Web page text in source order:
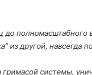
до полномасштабного
из другой, навсегда
гримасой системы,